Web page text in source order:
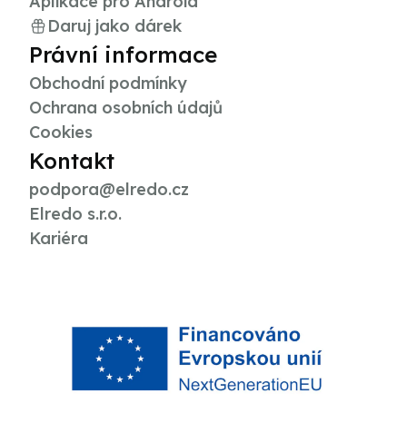
Daruj jako dárek
Právní informace
Obchodní podmínky
Ochrana osobních údajů
Cookies
Kontakt
podpora@elredo.cz
Elredo s.r.o.
Kariéra